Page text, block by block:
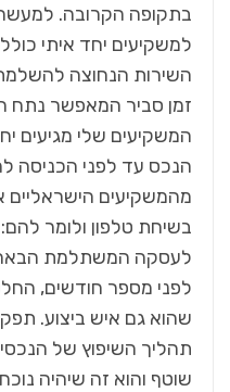
בתקופה הקרובה.
למשקיעים יחד איתי
זמן סביר המאפשר נתח
המשקיעים שלי מגיעים
הנכס עד לפני
מהמשקיעים הישראליים
בשיחת טלפון ולומר
לעסקה המשתלמת
לפני מספר חודשים,
שהוא גם איש ביצוע.
תהליך השיפוץ של
שוטף והוא זה שיהיה